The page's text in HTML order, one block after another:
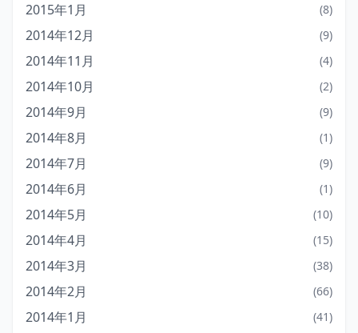
2015年1月 (8)
2014年12月 (9)
2014年11月 (4)
2014年10月 (2)
2014年9月 (9)
2014年8月 (1)
2014年7月 (9)
2014年6月 (1)
2014年5月 (10)
2014年4月 (15)
2014年3月 (38)
2014年2月 (66)
2014年1月 (41)